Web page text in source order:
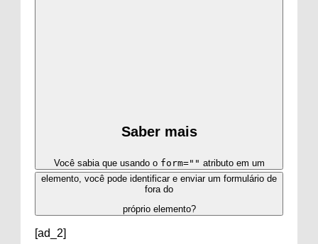
Saber mais
Você sabia que usando o form="" atributo em um
elemento, você pode identificar e enviar um formulário de
fora do
próprio elemento?
[ad_2]